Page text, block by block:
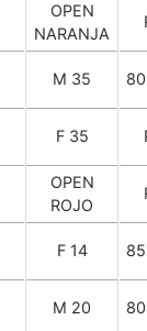
OPEN
NARANJA
M 35
F 35
OPEN
ROJO
F 14
M 20